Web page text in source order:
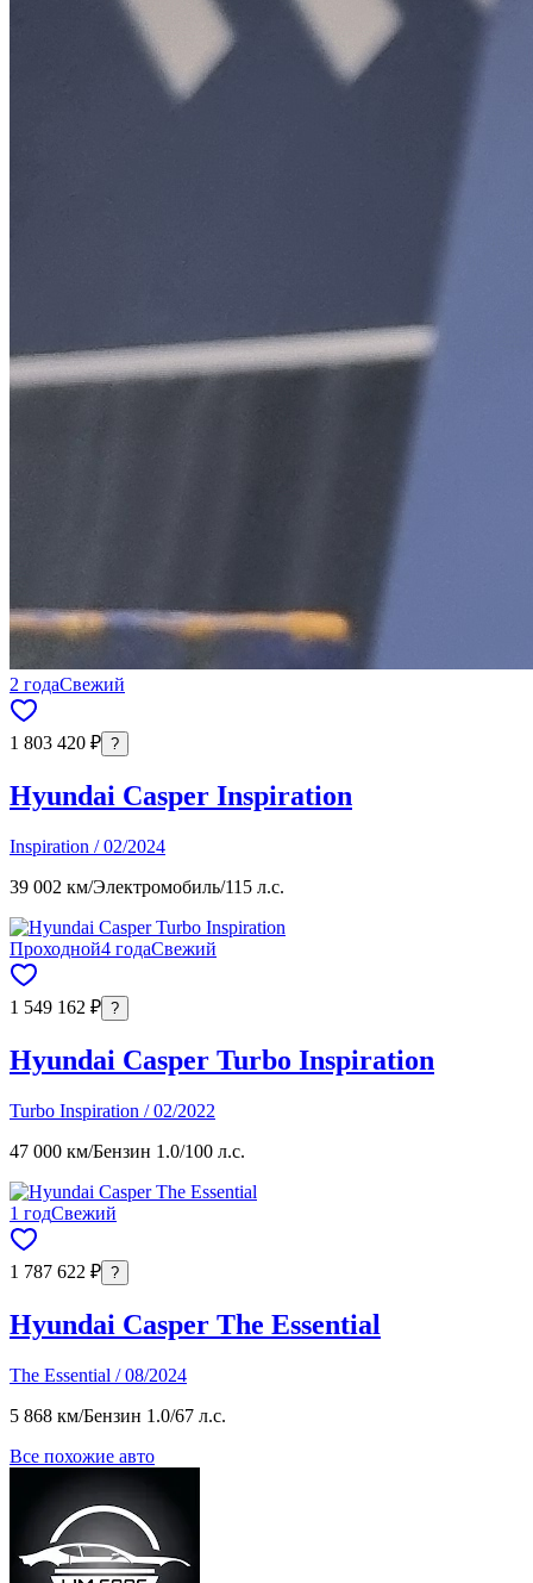
2 годаСвежий
1 803 420 ₽ ?
Hyundai Casper Inspiration
Inspiration / 02/2024
39 002 км/Электромобиль/115 л.с.
Проходной4 годаСвежий
1 549 162 ₽ ?
Hyundai Casper Turbo Inspiration
Turbo Inspiration / 02/2022
47 000 км/Бензин 1.0/100 л.с.
1 годСвежий
1 787 622 ₽ ?
Hyundai Casper The Essential
The Essential / 08/2024
5 868 км/Бензин 1.0/67 л.с.
Все похожие авто